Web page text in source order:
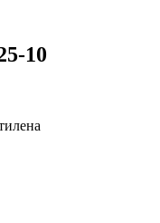
10